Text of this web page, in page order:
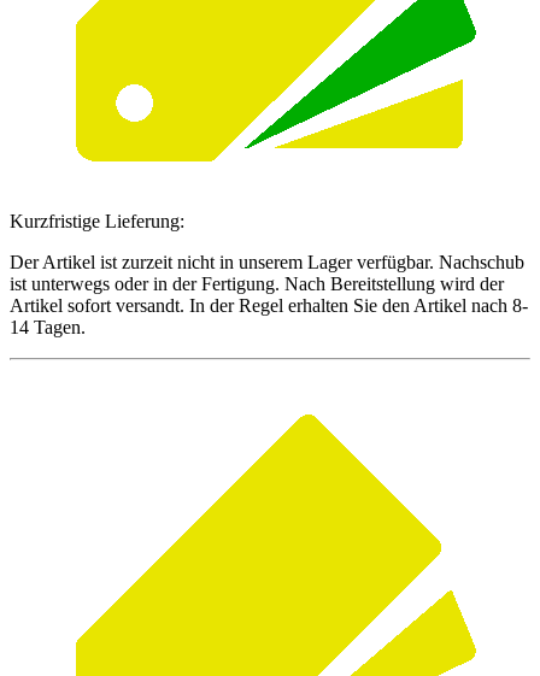
Kurzfristige Lieferung:
Der Artikel ist zurzeit nicht in unserem Lager verfügbar. Nachschub
ist unterwegs oder in der Fertigung. Nach Bereitstellung wird der
Artikel sofort versandt. In der Regel erhalten Sie den Artikel nach 8-
14 Tagen.